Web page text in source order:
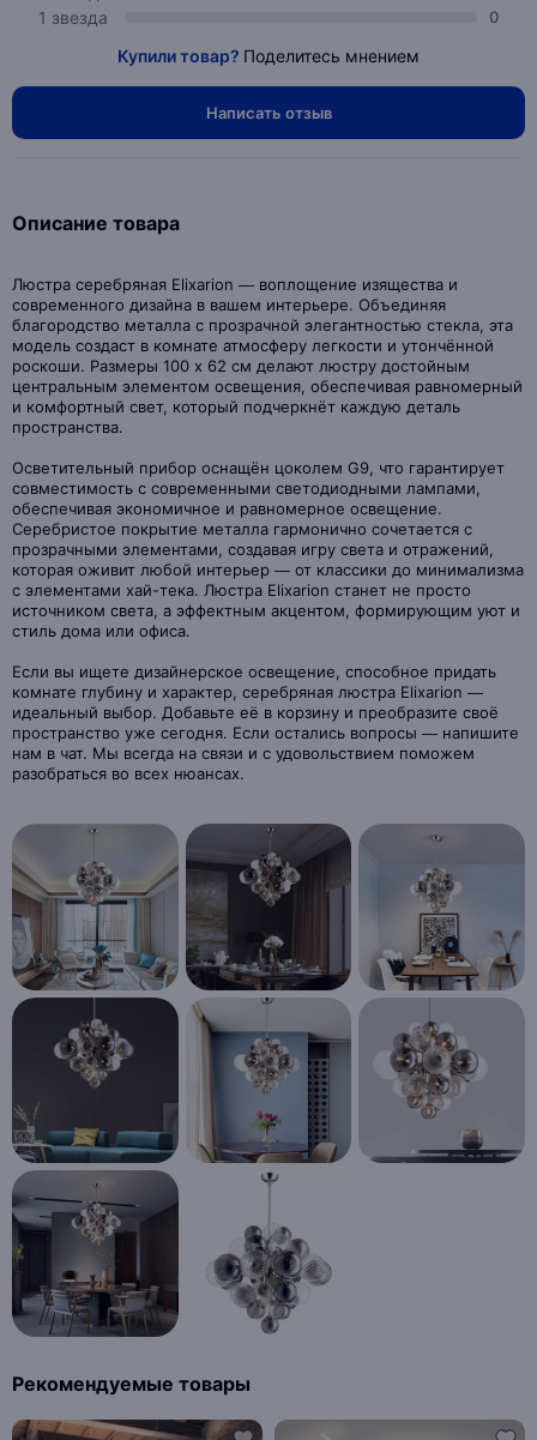
1 звезда 0
Купили товар? Поделитесь мнением
Написать отзыв
Описание товара
Люстра серебряная Elixarion — воплощение изящества и
современного дизайна в вашем интерьере. Объединяя
благородство металла с прозрачной элегантностью стекла, эта
модель создаст в комнате атмосферу легкости и утончённой
роскоши. Размеры 100 х 62 см делают люстру достойным
центральным элементом освещения, обеспечивая равномерный
и комфортный свет, который подчеркнёт каждую деталь
пространства.
Осветительный прибор оснащён цоколем G9, что гарантирует
совместимость с современными светодиодными лампами,
обеспечивая экономичное и равномерное освещение.
Серебристое покрытие металла гармонично сочетается с
прозрачными элементами, создавая игру света и отражений,
которая оживит любой интерьер — от классики до минимализма
с элементами хай-тека. Люстра Elixarion станет не просто
источником света, а эффектным акцентом, формирующим уют и
стиль дома или офиса.
Если вы ищете дизайнерское освещение, способное придать
комнате глубину и характер, серебряная люстра Elixarion —
идеальный выбор. Добавьте её в корзину и преобразите своё
пространство уже сегодня. Если остались вопросы — напишите
нам в чат. Мы всегда на связи и с удовольствием поможем
разобраться во всех нюансах.
Рекомендуемые товары